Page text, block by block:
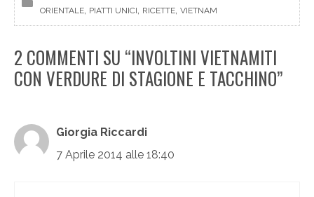
ORIENTALE, PIATTI UNICI, RICETTE, VIETNAM
2 COMMENTI SU “INVOLTINI VIETNAMITI
CON VERDURE DI STAGIONE E TACCHINO”
Giorgia Riccardi
7 Aprile 2014 alle 18:40